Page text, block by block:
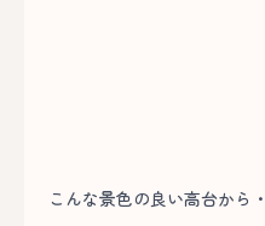
こんな景色の良い高台から